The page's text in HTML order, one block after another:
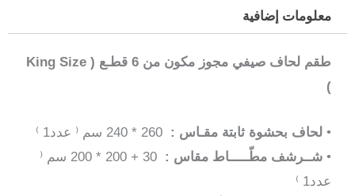
معلومات إضافية
طقم لحاف صيفي مجوز مكون من 6 قطـع ( King Size
)
• لحاف بحشوة ثابتة مقـاس :
• شــرشف مطّـــــاط مقاس :
30 + 200 * 200 سم ⁽
عدد1 ⁾